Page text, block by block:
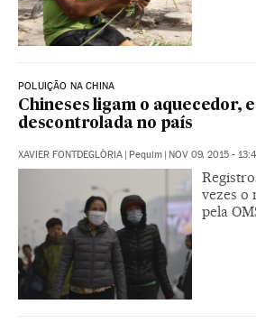
POLUIÇÃO NA CHINA
Chineses ligam o aquecedor,
descontrolada no país
XAVIER FONTDEGLÒRIA | Pequim | NOV 09, 2015 -
vezes o
pela